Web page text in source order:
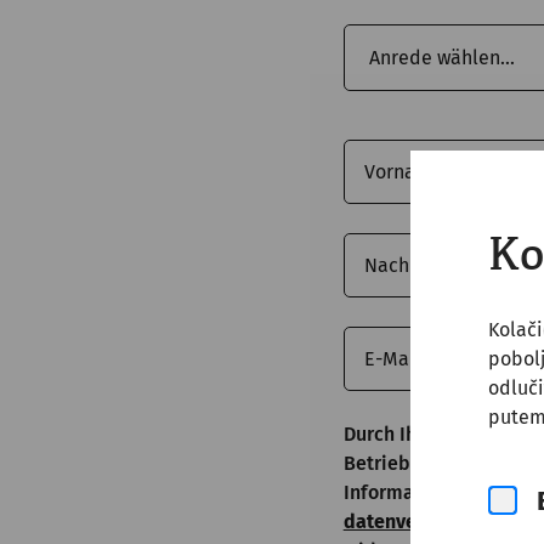
Durch Ihre
Betrieben der
Informationen per E-